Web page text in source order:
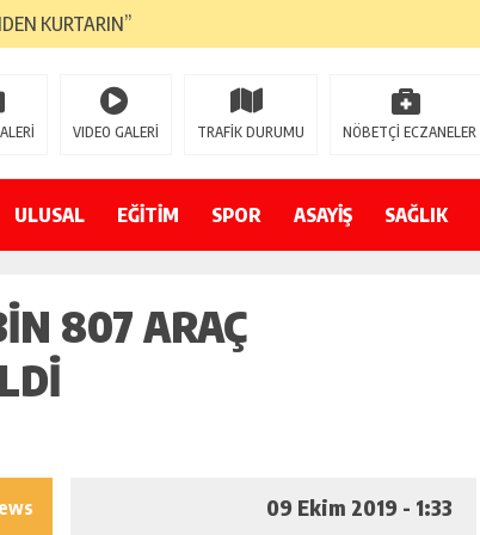
KURTARIN”
YENİ GÖZDESİ OLACAK”
KAMUOYUNA AÇIKLAYIN”
DURMAYA DAVET EDİYORUZ”
VIDEO GALERİ TRAFİK DURUMU NÖBETÇİ ECZANELER
ULUSAL EĞİTİM SPOR ASAYİŞ SAĞLIK
807 ARAÇ
09 Ekim 2019 - 1:33